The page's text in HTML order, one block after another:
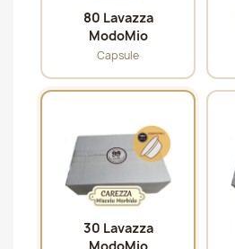
80 Lavazza
ModoMio
Capsule
30 Lavazza